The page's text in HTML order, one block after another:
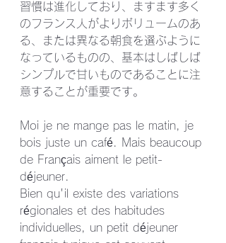
習慣は進化しており、ますます多く
のフランス人がよりボリュームのあ
る、または異なる朝食を選ぶように
なっているものの、基本はしばしば
シンプルで甘いものであることに注
意することが重要です。
Moi je ne mange pas le matin, je
bois juste un café. Mais beaucoup
de Français aiment le petit-
déjeuner.
Bien qu'il existe des variations
régionales et des habitudes
individuelles, un petit déjeuner